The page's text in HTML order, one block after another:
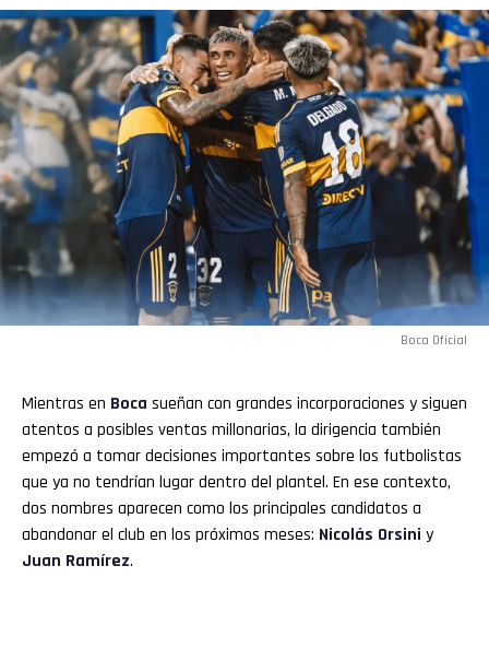
Boca Oficial
Mientras en Boca sueñan con grandes incorporaciones y siguen
atentos a posibles ventas millonarias, la dirigencia también
empezó a tomar decisiones importantes sobre los futbolistas
que ya no tendrían lugar dentro del plantel. En ese contexto,
dos nombres aparecen como los principales candidatos a
abandonar el club en los próximos meses: Nicolás Orsini y
Juan Ramírez.
Flipboard
Reddit
Pinterest